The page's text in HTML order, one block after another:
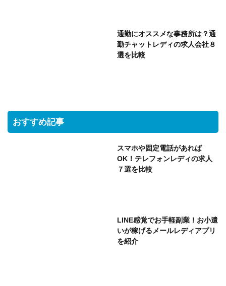
通勤にオススメな事務所は？通
勤チャットレディの求人会社８
選を比較
おすすめ記事
スマホや固定電話があれば
OK！テレフォンレディの求人
７選を比較
LINE感覚でお手軽副業！お小遣
いが稼げるメールレディアプリ
を紹介